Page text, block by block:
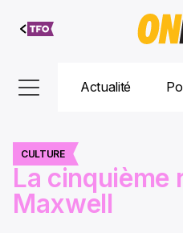
Aller au
contenu
Actualité
CULTURE
La cinquième
Maxwell